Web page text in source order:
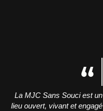
La MJC Sans Souci est un
lieu ouvert, vivant et engagé